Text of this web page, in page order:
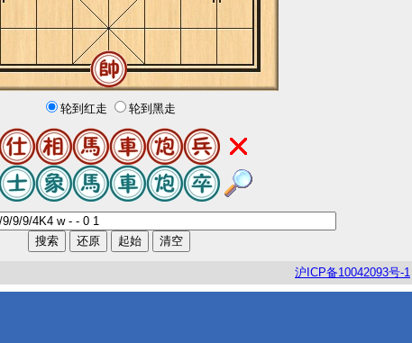
轮到红走 轮到黑走
沪 ICP备10042093号-1